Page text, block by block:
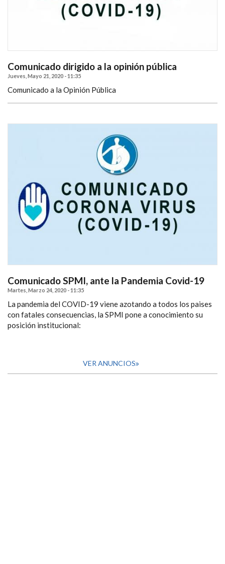
Comunicado dirigido a la opinión pública
Jueves, Mayo 21, 2020 - 11:35
Comunicado a la Opinión Pública
Comunicado SPMI, ante la Pandemia Covid-19
Martes, Marzo 24, 2020 - 11:35
La pandemia del COVID-19 viene azotando a todos los paises
con fatales consecuencias, la SPMI pone a conocimiento su
posición institucional:
VER ANUNCIOS